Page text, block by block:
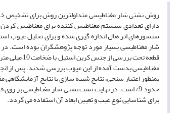
روش نشتی شار مغناطیسی متداولترین روش برای تشخیص
دارای تعدادی سیستم مغناطیس کننده برای مغناطیس
سنسورهای اثر هال اندازه گیری شده و برای تحلیل
شار مغناطیسی بسیار مورد توجه پژوهشگران بوده است.
مغناطیسی بدست آمده از این عیوب بررسی شدند. پس از
بمنظور اعتبار سنجی، نتایج شبیه سازی با نتایج
حدود 9% است. در نهایت تست نشتی شار مغناطیسی
برای شناسایی نوع عیب و تعیین ابعاد آن استفاده می گردد.